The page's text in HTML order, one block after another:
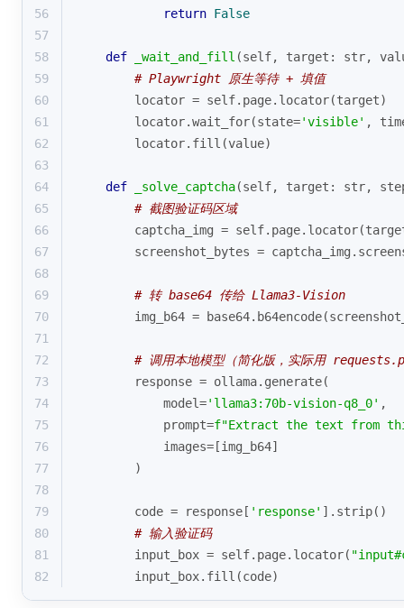
56
return False
57
58
def _wait_and_fill (self, target: str,
59
# Playwright 原生等待 + 填值
60
        locator = self.page.locator(target)
61
        locator.wait_for(state=
'visible' ,
62
        locator.fill(value)
63
64
def _solve_captcha(self, target: str,
65
# 截图验证码区域
66
captcha_img =
67
screenshot_bytes =
68
69
# 转 base64 传给 Llama3-Vision
70
img_b64 =
71
72
# 调用本地模型（简化版，实际用
73
        response = ollama.generate(
74
            model=
'llama3:70b-vision-q8_0' ,
75
            prompt=
f"Extract the text from this
76
            images=[img_b64]
77
        )
78
79
        code = response[
'response' ].strip()
80
# 输入验证码
81
        input_box = self.page.locator(
82
        input_box.fill(code)